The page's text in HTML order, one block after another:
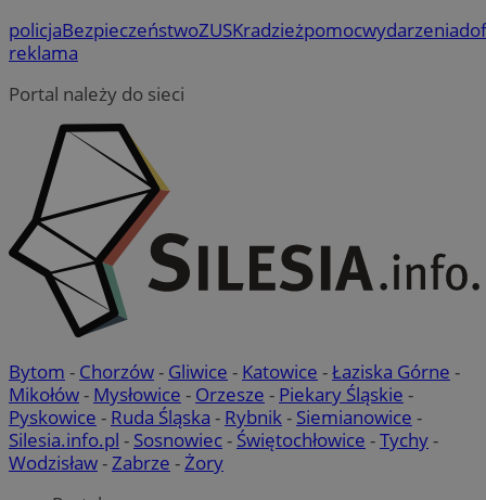
policjaBezpieczeństwoZUSKradzieżpomocwydarzenia
reklama
Portal należy do sieci
Bytom - Chorzów- Gliwice - Katowice -Łaziska Górne -
Mikołów- Mysłowice - Orzesze - Piekary Śląskie -
Pyskowice - Ruda Śląska - Rybnik- Siemianowice -
Silesia.info.pl - Sosnowiec- Świętochłowice -Tychy-
Wodzisław-Zabrze -Żory